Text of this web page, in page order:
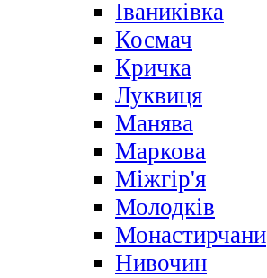
Іваниківка
Космач
Кричка
Луквиця
Манява
Маркова
Міжгір'я
Молодків
Монастирчани
Нивочин